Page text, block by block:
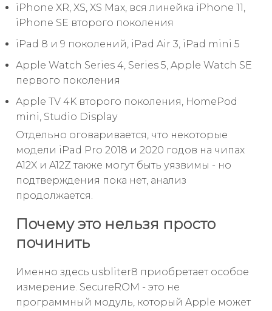
iPhone XR, XS, XS Max, вся линейка iPhone 11,
iPhone SE второго поколения
iPad 8 и 9 поколений, iPad Air 3, iPad mini 5
Apple Watch Series 4, Series 5, Apple Watch SE
первого поколения
Apple TV 4K второго поколения, HomePod
mini, Studio Display
Отдельно оговаривается, что некоторые
модели iPad Pro 2018 и 2020 годов на чипах
A12X и A12Z также могут быть уязвимы - но
подтверждения пока нет, анализ
продолжается.
Почему это нельзя просто
починить
Именно здесь usbliter8 приобретает особое
измерение. SecureROM - это не
программный модуль, который Apple может